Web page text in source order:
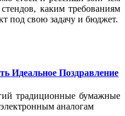
каким требованиям
под свою задачу и бюджет.
Идеальное Поздравление
традиционные бумажные
аналогам